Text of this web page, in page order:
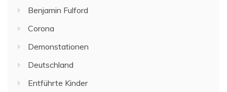
Benjamin Fulford
Corona
Demonstationen
Deutschland
Entführte Kinder